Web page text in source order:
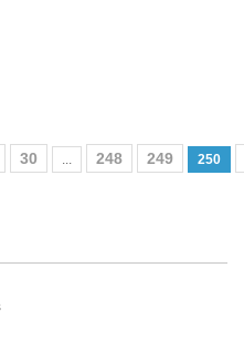
30 ... 248 249 250